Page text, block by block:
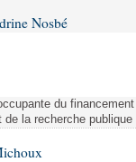
Nosbé
du
la recherche publique